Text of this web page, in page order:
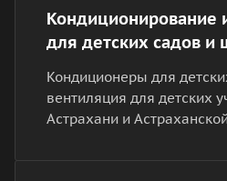
Кондиционирование
для детских садов и
Кондиционеры для
вентиляция для детских
Астрахани и